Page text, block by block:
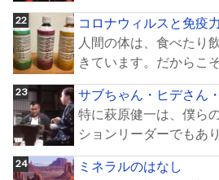
コロナウィルスと免疫力
人間の体は、食べたり
きています。だからこ
サブちゃん・ヒデさん
特に萩原健一は、僕ら
ションリーダーでもあ
ミネラルのはなし